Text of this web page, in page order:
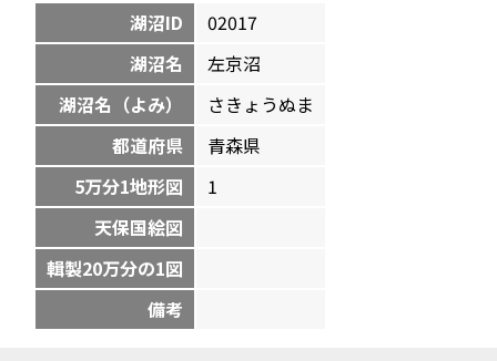
湖沼ID
02017
湖沼名
左京沼
湖沼名（よみ）
さきょうぬま
都道府県
青森県
5万分1地形図
1
天保国絵図
輯製20万分の1図
備考